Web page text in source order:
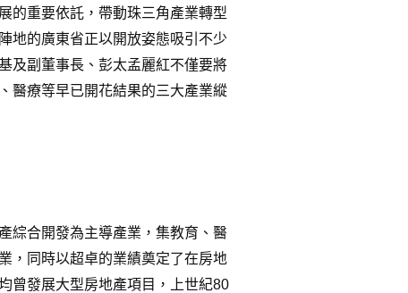
的重要依託，帶動珠三角產業轉型
地的廣東省正以開放姿態吸引不少
及副董事長、彭太孟麗紅不僅要將
醫療等早已開花結果的三大產業縱
綜合開發為主導產業，集教育、醫
，同時以超卓的業績奠定了在房地
曾發展大型房地產項目，上世紀80